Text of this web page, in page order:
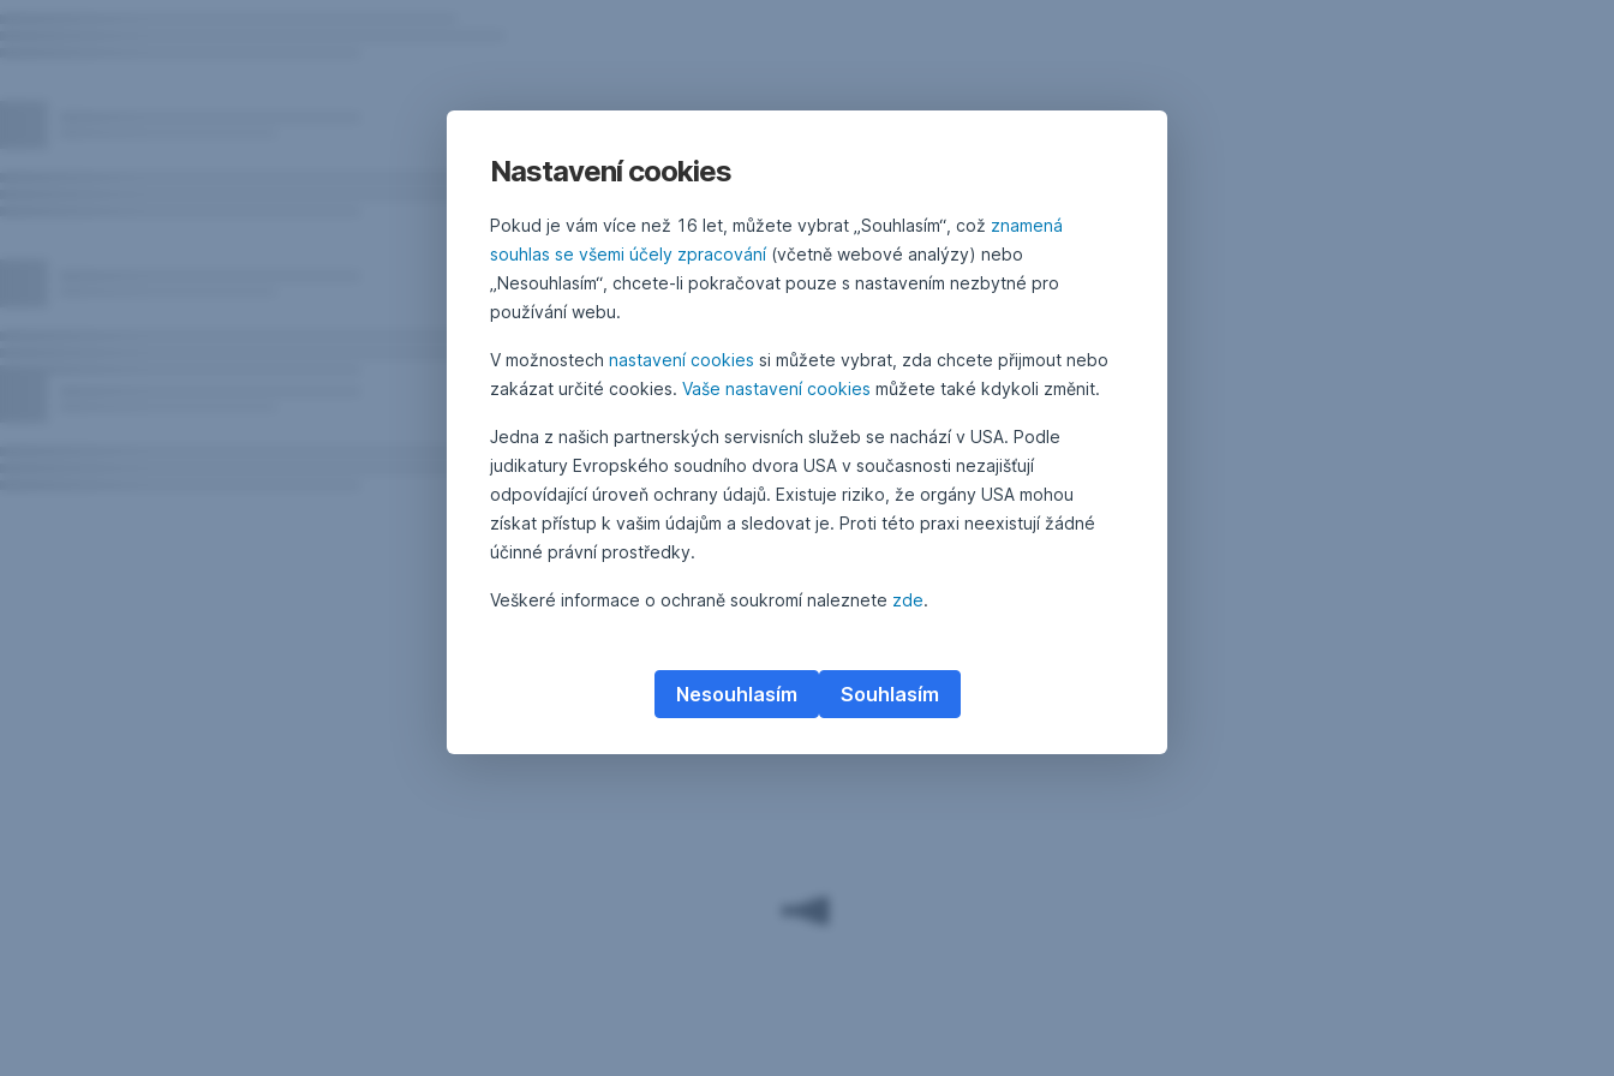
Nastavení cookies
Pokud je vám více než 16 let, můžete vybrat „Souhlasím“, což znamená
souhlas se všemi účely zpracování(včetně webové analýzy) nebo
„Nesouhlasím“, chcete-li pokračovat pouze s nastavením nezbytné pro
používání webu.
V možnostech nastavení cookies si můžete vybrat, zda chcete přijmout nebo
zakázat určité cookies. Vaše nastavení cookies můžete také kdykoli změnit.
Jedna z našich partnerských servisních služeb se nachází v USA. Podle
judikatury Evropského soudního dvora USA v současnosti nezajišťují
odpovídající úroveň ochrany údajů. Existuje riziko, že orgány USA mohou
získat přístup k vašim údajům a sledovat je. Proti této praxi neexistují žádné
účinné právní prostředky.
Veškeré informace o ochraně soukromí naleznete zde.
Souhlasím
Nesouhlasím